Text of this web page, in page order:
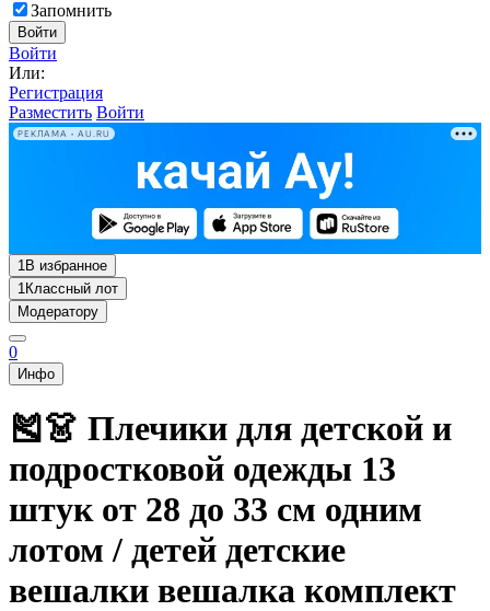
Запомнить
Войти
Войти
Или:
Регистрация
Разместить Войти
РЕКЛАМА • AU.RU
1В избранное
1Классный лот
Модератору
0
Инфо
🎽👗 Плечики для детской и
подростковой одежды 13
штук от 28 до 33 см одним
лотом / детей детские
вешалки вешалка комплект